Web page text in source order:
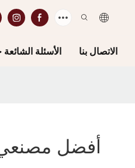
الأسئلة الاتصال بنا
أفضل مصنعي